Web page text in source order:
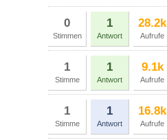
0
Stimmen
1
Antwort
28.2k
Aufrufe
1
Stimme
1
Antwort
9.1k
Aufrufe
1
Stimme
1
Antwort
16.8k
Aufrufe